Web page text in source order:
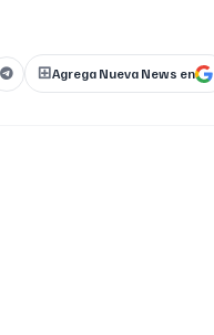
Agrega Nueva News en